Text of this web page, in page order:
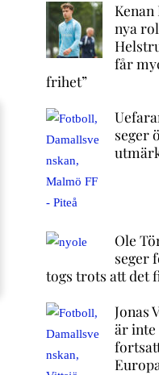
Kenan
nya
får
frihet”
seger
Ole
seger
togs trots att det
Jonas
är inte